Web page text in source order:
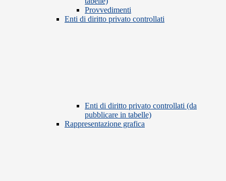
Provvedimenti
Enti di diritto privato controllati
Enti di diritto privato controllati (da
pubblicare in tabelle)
Rappresentazione grafica